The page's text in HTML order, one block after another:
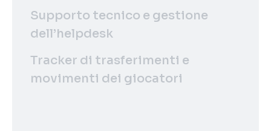
Supporto tecnico e gestione
dell’helpdesk
Tracker di trasferimenti e
movimenti dei giocatori